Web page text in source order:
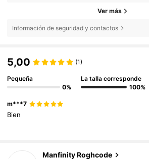
Ver más
Información de seguridad y contactos
5,00 (1)
Pequeña
0%
La talla corresponde
100%
m***7
Bien
Manfinity Roghcode
4,70
27K Seguidores